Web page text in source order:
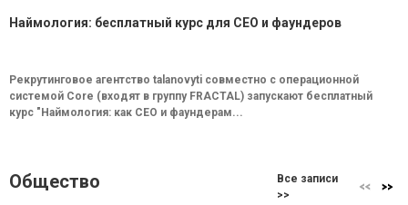
Наймология: бесплатный курс для CEO и фаундеров
Рекрутинговое агентство talanovyti совместно с операционной
системой Core (входят в группу FRACTAL) запускают бесплатный
курс "Наймология: как СEO и фаундерам...
Общество
Все записи
>>